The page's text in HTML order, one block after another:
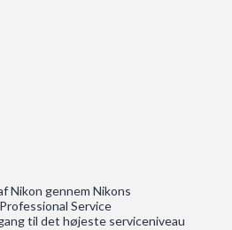
Nikon gennem Nikons
Service
til det højeste serviceniveau